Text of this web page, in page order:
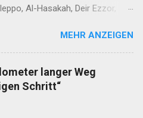
Al-Hasakah, Deir Ezzor,
(Summer 2020) I n 2012, as the
protests in Damascus and
into a brutal civil war,
withdrew his forces from
guns on rebels in the south.
the Democratic Union Party
MEHR ANZEIGEN
langer Weg
Schritt“